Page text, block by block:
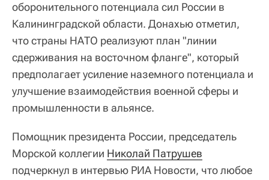
оборонительного потенциала сил России в
Калининградской области. Донахью отметил,
что страны НАТО реализуют план "линии
сдерживания на восточном фланге", который
предполагает усиление наземного потенциала и
улучшение взаимодействия военной сферы и
промышленности в альянсе.
Помощник президента России, председатель
Морской коллегии Николай Патрушев
подчеркнул в интервью РИА Новости, что любое